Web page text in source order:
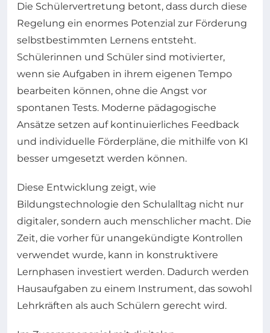
Die Schülervertretung betont, dass durch diese
Regelung ein enormes Potenzial zur Förderung
selbstbestimmten Lernens entsteht.
Schülerinnen und Schüler sind motivierter,
wenn sie Aufgaben in ihrem eigenen Tempo
bearbeiten können, ohne die Angst vor
spontanen Tests. Moderne pädagogische
Ansätze setzen auf kontinuierliches Feedback
und individuelle Förderpläne, die mithilfe von KI
besser umgesetzt werden können.
Diese Entwicklung zeigt, wie
Bildungstechnologie den Schulalltag nicht nur
digitaler, sondern auch menschlicher macht. Die
Zeit, die vorher für unangekündigte Kontrollen
verwendet wurde, kann in konstruktivere
Lernphasen investiert werden. Dadurch werden
Hausaufgaben zu einem Instrument, das sowohl
Lehrkräften als auch Schülern gerecht wird.